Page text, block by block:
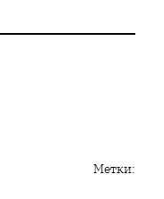
Метки: